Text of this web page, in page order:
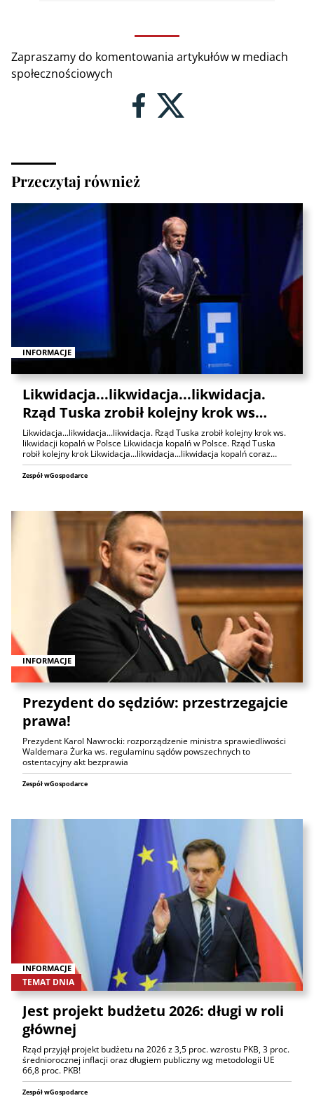
Zapraszamy do komentowania artykułów w mediach
społecznościowych
Przeczytaj również
INFORMACJE
Likwidacja...likwidacja...likwidacja.
Rząd Tuska zrobił kolejny krok ws…
Likwidacja...likwidacja...likwidacja. Rząd Tuska zrobił kolejny krok ws.
likwidacji kopalń w Polsce Likwidacja kopalń w Polsce. Rząd Tuska
robił kolejny krok Likwidacja...likwidacja...likwidacja kopalń coraz…
Zespół wGospodarce
INFORMACJE
Prezydent do sędziów: przestrzegajcie
prawa!
Prezydent Karol Nawrocki: rozporządzenie ministra sprawiedliwości
Waldemara Żurka ws. regulaminu sądów powszechnych to
ostentacyjny akt bezprawia
Zespół wGospodarce
INFORMACJE
TEMAT DNIA
Jest projekt budżetu 2026: długi w roli
głównej
Rząd przyjął projekt budżetu na 2026 z 3,5 proc. wzrostu PKB, 3 proc.
średniorocznej inflacji oraz długiem publiczny wg metodologii UE
66,8 proc. PKB!
Zespół wGospodarce